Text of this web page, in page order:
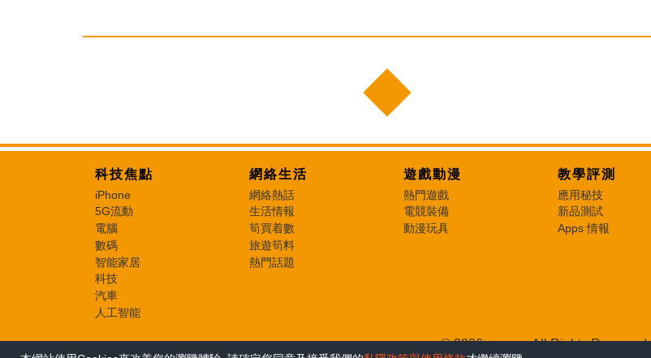
科技焦點
iPhone
5G流動
電腦
數碼
智能家居
科技
汽車
人工智能
網絡生活
網絡熱話
生活情報
筍買着數
旅遊筍料
熱門話題
遊戲動漫
熱門遊戲
電競裝備
動漫玩具
教學評測
應用秘技
新品測試
Apps 情報
© 2026 e-zone. All Rights Reserved.